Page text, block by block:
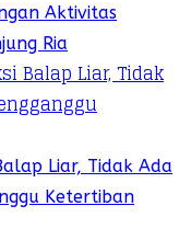
Aktivitas
Ria
Liar, Tidak Ada
Ketertiban